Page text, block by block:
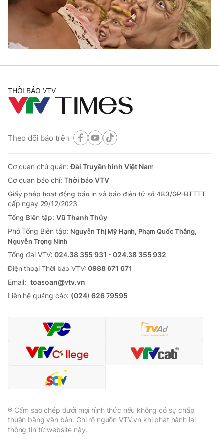
Sản phẩm
Thị trường
Tư vấn
Lịch phát sóng
Chuyên mục khác
Photo Infographic
Video Shorts video
VTV Money VTV Thể thao
VTV Sức khoẻ Bất động sản
Thị trường 24h
VTV4 Vươn mình bằng AI
VTV9
Theo dõi báo trên
THỜI BÁO VTV
Theo dõi báo trên
Cơ quan chủ quản:Đài Truyền hình Việt Nam
Cơ quan báo chí: Thời báo VTV
Giấy phép hoạt động báo in và báo điện tử số 483/GP-BTTTT
cấp ngày 29/12/2023
Tổng Biên tập: Vũ Thanh Thủy
Phó Tổng Biên tập: Nguyễn Thị Mỹ Hạnh, Phạm Quốc Thắng,
Nguyễn Trọng Ninh
Tổng đài VTV: 024.38 355 931 - 024.38 355 932
Ðiện thoại Thời báo VTV: 0988 671 671
Email: toasoan@vtv.vn
Liên hệ quảng cáo: (024) 626 79595
® Cấm sao chép dưới mọi hình thức nếu không có sự chấp
thuận bằng văn bản. Ghi rõ nguồn VTV.vn khi phát hành lại
thông tin từ website này.